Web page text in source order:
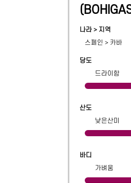
(
나라 > 지역
스페인 > 카바
당도
드라이함
산도
낮은산미
바디
가벼움